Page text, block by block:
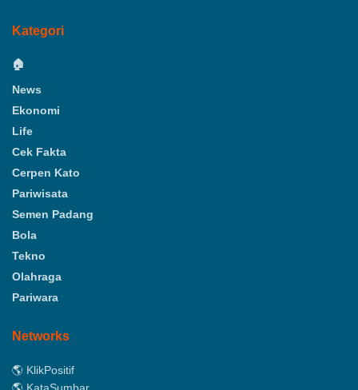
Kategori
🏠
News
Ekonomi
Life
Cek Fakta
Cerpen Kato
Pariwisata
Semen Padang
Bola
Tekno
Olahraga
Pariwara
Networks
🌎 KlikPositif